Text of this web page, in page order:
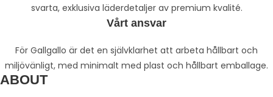
svarta, exklusiva läderdetaljer av premium kvalité.
Vårt ansvar
För Gallgallo är det en självklarhet att arbeta hållbart och
miljövänligt, med minimalt med plast och hållbart emballage.
ABOUT